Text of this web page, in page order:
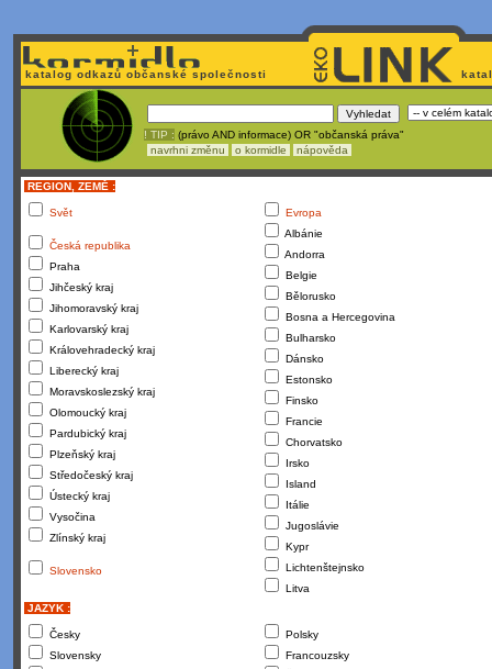
katalog odkazů občanské společnosti
! TIP : (právo AND informace) OR "občanská práva"
navrhni změnu
o kormidle nápověda
REGION, ZEMĚ :
Svět
Česká republika
Praha
Jihčeský kraj
Jihomoravský kraj
Karlovarský kraj
Královehradecký kraj
Liberecký kraj
Moravskoslezský kraj
Olomoucký kraj
Pardubický kraj
Plzeňský kraj
Středočeský kraj
Ústecký kraj
Vysočina
Zlínský kraj
Slovensko
Evropa
Albánie
Andorra
Belgie
Bělorusko
Bosna a Hercegovina
Bulharsko
Dánsko
Estonsko
Finsko
Francie
Chorvatsko
Irsko
Island
Itálie
Jugoslávie
Kypr
Lichtenštejnsko
Litva
JAZYK :
Česky
Slovensky
Polsky
Francouzsky